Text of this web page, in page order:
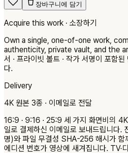
장바구니에 담기
Acquire this work · 소장하기
Own a single, one-of-one work,
authenticity, private vault, and the
서 · 프라이빗 볼트 · 작가 서명이 포함
다.
Delivery
4K 원본 3종 · 이메일로 전달
16:9 · 9:16 · 25:9 세 가지 화면비의
일로 결제하신 이메일로 보내드립니다.
명)와 파일 무결성 SHA-256 해시가 함
에디션 번호가 영상에 새겨집니다. TV·